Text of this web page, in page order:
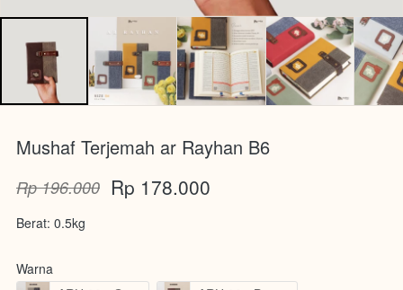
Mushaf Terjemah ar Rayhan B6
Rp 196.000 Rp 178.000
Berat: 0.5kg
Warna